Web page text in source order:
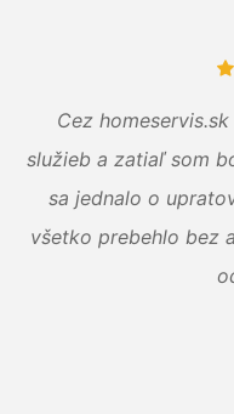
Cez
služieb a zatiaľ som
sa jednalo o
všetko prebehlo bez